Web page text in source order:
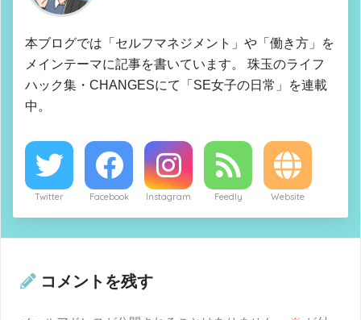
本ブログでは「セルフマネジメント」や「働き方」を
メインテーマに記事を書いています。 珠玉のライフ
ハック集・CHANGESにて「SE女子の日常」を連載
中。
Twitter Facebook Instagram Feedly Website
コメントを残す